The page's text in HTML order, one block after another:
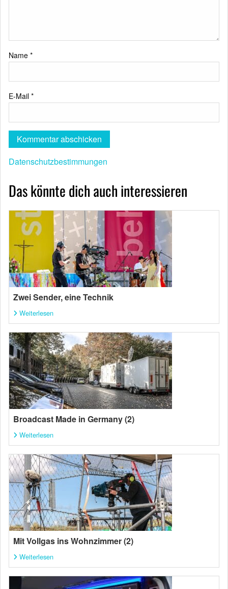
Name *
E-Mail *
Datenschutzbestimmungen
Das könnte dich auch interessieren
Zwei Sender, eine Technik
Weiterlesen
Broadcast Made in Germany (2)
Weiterlesen
Mit Vollgas ins Wohnzimmer (2)
Weiterlesen